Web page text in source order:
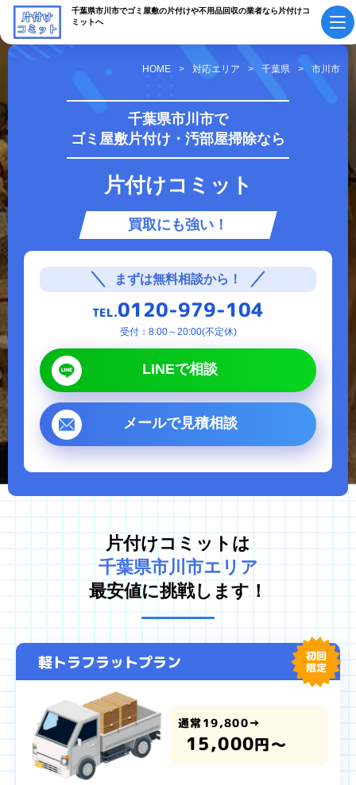
千葉県市川市でゴミ屋敷の片付けや不用品回収の業者なら片付けコ
ミットへ
初めての方へ ご依頼の流れ
会社概要・
スタッフ紹介
よくあるご質問
お知らせ
作業実績・
お客様の声
お役立ちコラム
サービス案内
ゴミ屋敷片付け 汚部屋掃除
不用品回収
ハウスクリーニング
神奈川県
HOME 対応エリア 千葉県 市川市
千葉県市川市で
ゴミ屋敷片付け・汚部屋掃除なら
片付けコミット
買取にも強い！
まずは無料相談から！
TEL.0120-979-104
受付：8:00～20:00(不定休)
LINEで相談
メールで見積相談
片付けコミットは
千葉県市川市エリア
最安値に挑戦します！
軽トラフラットプラン
初回
限定
通常19,800→
15,000円～